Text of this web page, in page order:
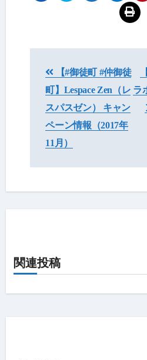
稿
ナ
ビ
ゲ
ー
シ
【#御徒町 #仲御徒
町】Lespace Zen（レ
スパスゼン） キャン
ペーン情報（2017年
11月）
ラ
関連投稿